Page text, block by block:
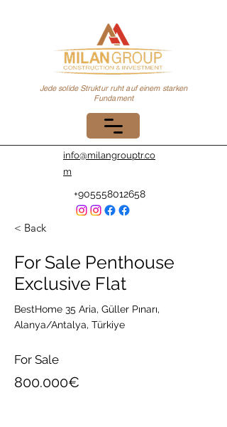
Jede solide Struktur ruht auf einem starken
Fundament
+905558012658
info@milangrouptr.co
m
< Back
For Sale Penthouse
Exclusive Flat
BestHome 35 Aria, Güller Pınarı,
Alanya/Antalya, Türkiye
For Sale
800.000€